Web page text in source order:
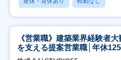
《営業職》建築業界経験者
を支える提案営業職│年休